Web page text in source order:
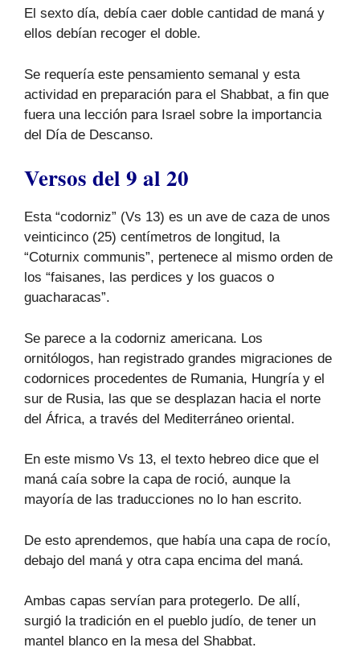
El sexto día, debía caer doble cantidad de maná y
ellos debían recoger el doble.
Se requería este pensamiento semanal y esta
actividad en preparación para el Shabbat, a fin que
fuera una lección para Israel sobre la importancia
del Día de Descanso.
Versos del 9 al 20
Esta “codorniz” (Vs 13) es un ave de caza de unos
veinticinco (25) centímetros de longitud, la
“Coturnix communis”, pertenece al mismo orden de
los “faisanes, las perdices y los guacos o
guacharacas”.
Se parece a la codorniz americana. Los
ornitólogos, han registrado grandes migraciones de
codornices procedentes de Rumania, Hungría y el
sur de Rusia, las que se desplazan hacia el norte
del África, a través del Mediterráneo oriental.
En este mismo Vs 13, el texto hebreo dice que el
maná caía sobre la capa de roció, aunque la
mayoría de las traducciones no lo han escrito.
De esto aprendemos, que había una capa de rocío,
debajo del maná y otra capa encima del maná.
Ambas capas servían para protegerlo. De allí,
surgió la tradición en el pueblo judío, de tener un
mantel blanco en la mesa del Shabbat.